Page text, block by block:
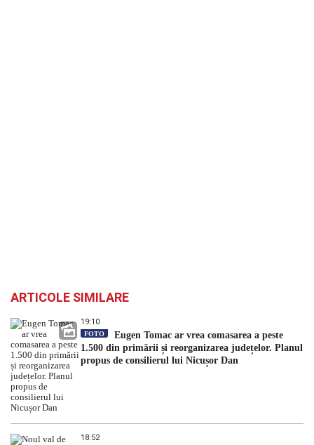
ARTICOLE SIMILARE
19:10
FOTO
Eugen Tomac ar vrea comasarea a peste
1.500 din primării și reorganizarea județelor. Planul
propus de consilierul lui Nicușor Dan
18:52